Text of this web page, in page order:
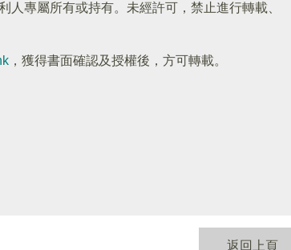
專屬所有或持有。未經許可，禁止進行轉載、
，獲得書面確認及授權後，方可轉載。
返回上頁